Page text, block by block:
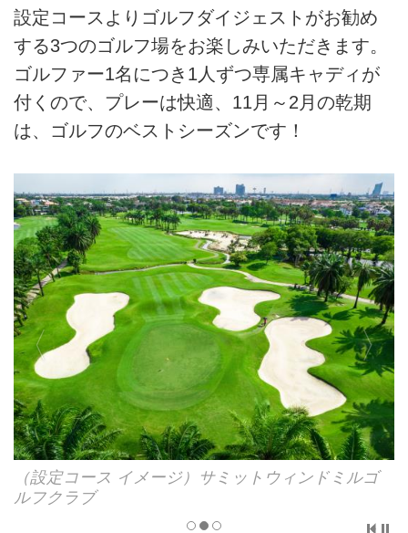
設定コースよりゴルフダイジェストがお勧め
する3つのゴルフ場をお楽しみいただきます。
ゴルファー1名につき1人ずつ専属キャディが
付くので、プレーは快適、11月～2月の乾期
は、ゴルフのベストシーズンです！
（設定コース イメージ）サミットウィンドミルゴ
ルフクラブ